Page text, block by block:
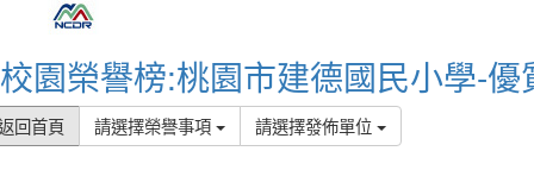
校園榮譽榜:桃園市建德國民小學-優
回首頁 請選擇榮譽事項 請選擇發佈單位